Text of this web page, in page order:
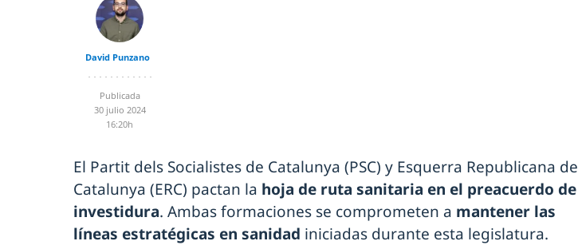
David Punzano
Publicada
30 julio 2024
16:20h
El Partit dels Socialistes de Catalunya (PSC) y Esquerra Republicana de
Catalunya (ERC) pactan la hoja de ruta sanitaria en el preacuerdo de
investidura. Ambas formaciones se comprometen a mantener las
líneas estratégicas en sanidad iniciadas durante esta legislatura.